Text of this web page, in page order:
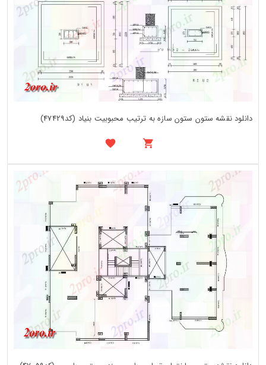
دانلود نقشه ستون ستون سازه به ترتیب محبوبیت بنیاد (کد47429)